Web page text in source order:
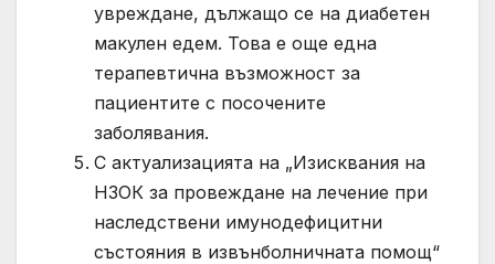
увреждане, дължащо се на диабетен
макулен едем. Това е още една
терапевтична възможност за
пациентите с посочените
заболявания.
С актуализацията на „Изисквания на
НЗОК за провеждане на лечение при
наследствени имунодефицитни
състояния в извънболничната помощ“